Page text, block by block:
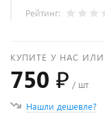
Рейтинг:
КУПИТЕ У НАС
750 ₽ / шт
Нашли дешевле?